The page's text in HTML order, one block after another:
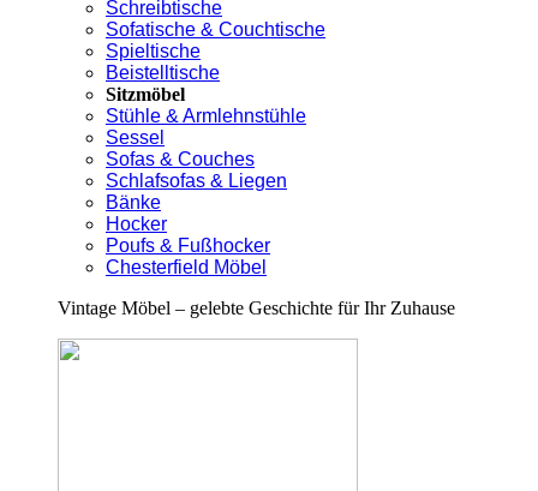
Schreibtische
Sofatische & Couchtische
Spieltische
Beistelltische
Sitzmöbel
Stühle & Armlehnstühle
Sessel
Sofas & Couches
Schlafsofas & Liegen
Bänke
Hocker
Poufs & Fußhocker
Chesterfield Möbel
Vintage Möbel – gelebte Geschichte für Ihr Zuhause